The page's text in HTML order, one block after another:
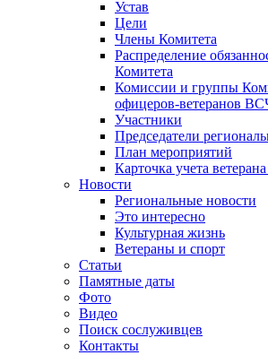
Устав
Цели
Члены Комитета
Распределение
Комитета
Комиссии и группы
офицеров-ветеранов
Участники
Председатели
План мероприятий
Карточка учета
Новости
Региональные новости
Это интересно
Культурная жизнь
Ветераны и спорт
Статьи
Памятные даты
Фото
Видео
Поиск сослуживцев
Контакты